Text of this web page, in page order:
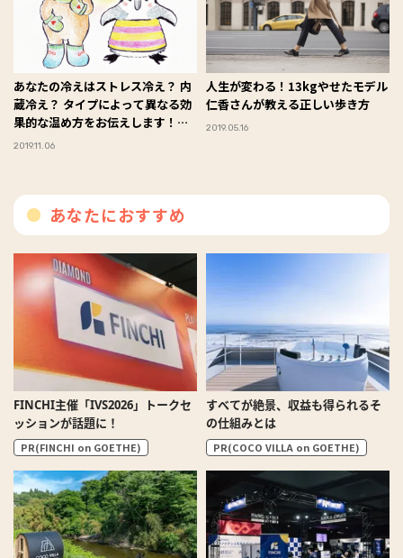
あなたの冷えはストレス冷え？ 内
蔵冷え？ タイプによって異なる効
果的な温め方をお伝えします！
#Omezaトーク
2019.11.06
人生が変わる！13kgやせたモデル
仁香さんが教える正しい歩き方
2019.05.16
あなたにおすすめ
FINCHI主催「IVS2026」トークセ
ッションが話題に！
PR(FINCHI on GOETHE)
すべてが絶景、収益も得られるそ
の仕組みとは
PR(COCO VILLA on GOETHE)